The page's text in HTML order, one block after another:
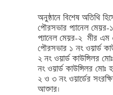
অনুষ্ঠানে বিশেষ অতিথি
পৌরসভার প্যানেল
প্যানেল মেয়র-২ মীর এম
পৌরসভার ১ নং ওয়ার্ড
২ নং ওয়ার্ড কাউন্সিলর
নং ওয়ার্ড কাউন্সিলর
২ ও ৩ নং ওয়ার্ডের
আক্তার।